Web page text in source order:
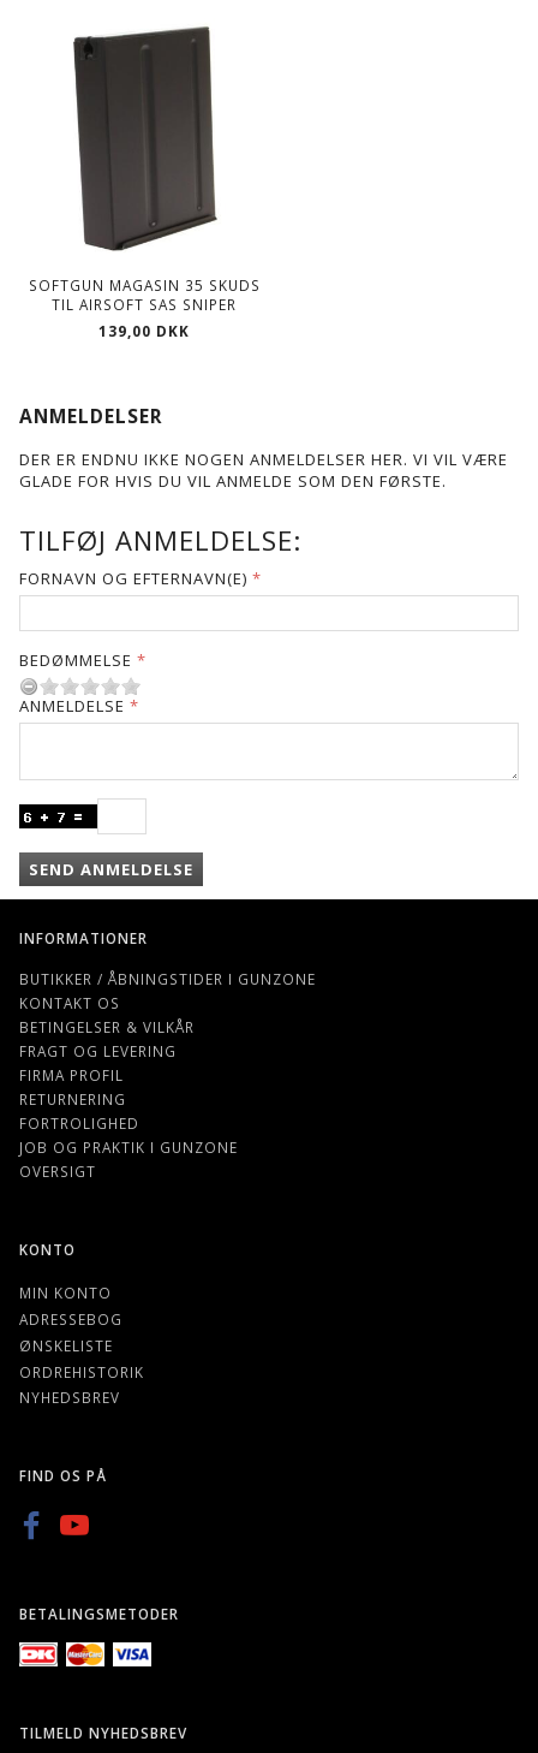
SOFTGUN MAGASIN 35 SKUDS
TIL AIRSOFT SAS SNIPER
139,00 DKK
ANMELDELSER
DER ER ENDNU IKKE NOGEN ANMELDELSER HER. VI VIL VÆRE
GLADE FOR HVIS DU VIL ANMELDE SOM DEN FØRSTE.
TILFØJ ANMELDELSE:
FORNAVN OG EFTERNAVN(E)
BEDØMMELSE
ANMELDELSE
SEND ANMELDELSE
INFORMATIONER
BUTIKKER / ÅBNINGSTIDER I GUNZONE
KONTAKT OS
BETINGELSER & VILKÅR
FRAGT OG LEVERING
FIRMA PROFIL
RETURNERING
FORTROLIGHED
JOB OG PRAKTIK I GUNZONE
OVERSIGT
KONTO
MIN KONTO
ADRESSEBOG
ØNSKELISTE
ORDREHISTORIK
NYHEDSBREV
FIND OS PÅ
BETALINGSMETODER
TILMELD NYHEDSBREV